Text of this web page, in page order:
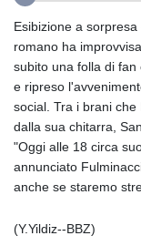
Esibizione a
romano ha
subito una folla di
e ripreso
social. Tra i brani
dalla sua chitarra,
"Oggi alle 18 circa
annunciato
anche se staremo
(Y.Yildiz--BBZ)